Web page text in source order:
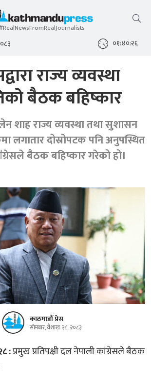
०१:४०:२७
राज्य व्यवस्था
बैठक बहिष्कार
शाह राज्य व्यवस्था तथा सुशासन
लगातार दोस्रोपटक पनि अनुपस्थित
बैठक बहिष्कार गरेको हो।
काठमाडौं प्रेस
सोमबार, वैशाख २८, २०८३
:प्रमुख प्रतिपक्षी दल नेपाली कांग्रेसले बैठक